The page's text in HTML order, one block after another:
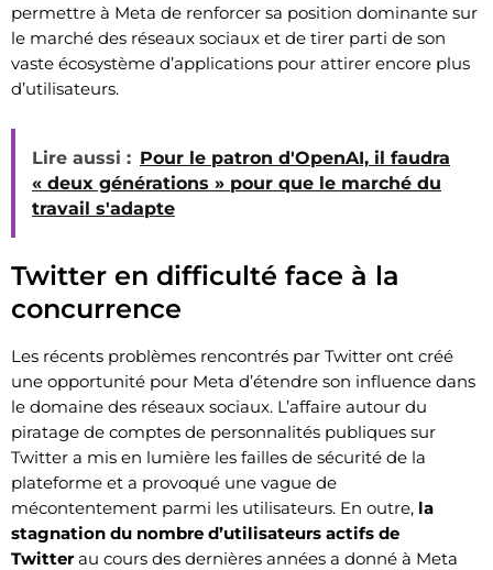
permettre à Meta de renforcer sa position dominante sur
le marché des réseaux sociaux et de tirer parti de son
vaste écosystème d’applications pour attirer encore plus
d’utilisateurs.
Lire aussi : Pour le patron d'OpenAI, il faudra
« deux générations » pour que le marché du
travail s'adapte
Twitter en difficulté face à la
concurrence
Les récents problèmes rencontrés par Twitter ont créé
une opportunité pour Meta d’étendre son influence dans
le domaine des réseaux sociaux. L’affaire autour du
piratage de comptes de personnalités publiques sur
Twitter a mis en lumière les failles de sécurité de la
plateforme et a provoqué une vague de
mécontentement parmi les utilisateurs. En outre, la
stagnation du nombre d’utilisateurs actifs de
Twitterau cours des dernières années a donné à Meta